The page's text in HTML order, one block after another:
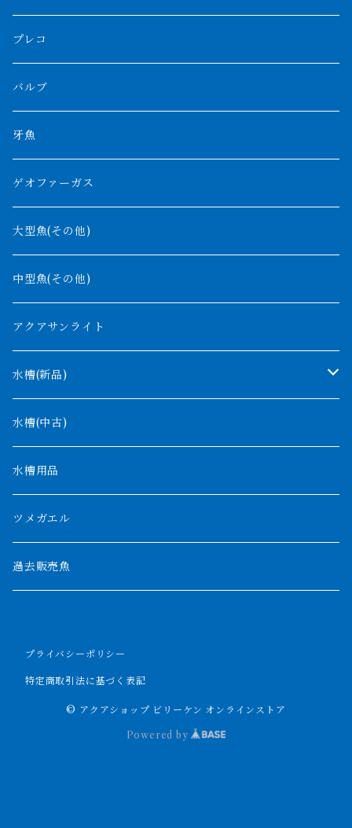
紅龍
バンジャール
ブラックアロワナ
ノーザンバラムンディ
その他アロワナ
バロ川
トゥルカナ湖
オモ川
タンガニーカビチャー
アンソルギー
コウロントン
ラプラディ
ギニア
ナイジェリア
コンギクス
オルナティピンニス
コンゴ
タンガニーカ
ウィークシー
モケレンベンベ
デルヘッジ
ザイールグリーン
パルマス
ポーリー
セネガルス
ナイル川
ブリードポリプ
エンドリケリー
大型スネークヘッド
中型スネークヘッド
小型スネークヘッド
プレコ
バルブ
牙魚
ゲオファーガス
大型魚(その他)
中型魚(その他)
アクアサンライト
水槽(新品)
1200mm以下
1500mm
1800mm
2000mm以上
水槽(中古)
水槽用品
ツメガエル
過去販売魚
プライバシーポリシー
特定商取引法に基づく表記
© アクアショップ ビリーケン オンラインストア
Powered by